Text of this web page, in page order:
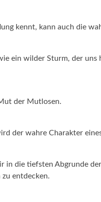
kennt, kann auch die
ein wilder Sturm, der
der Mutlosen.
der wahre Charakter
in die tiefsten Abgrunde
zu entdecken.